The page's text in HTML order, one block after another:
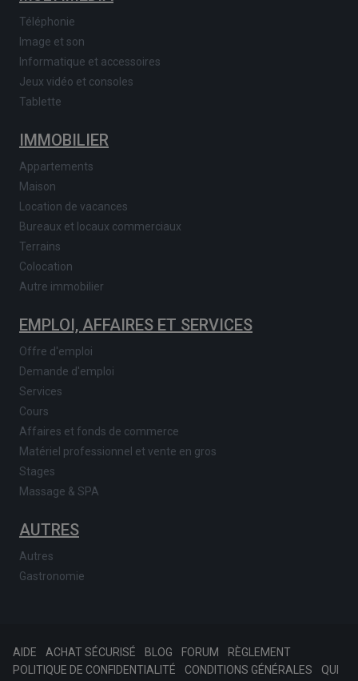
Téléphonie
Image et son
Informatique et accessoires
Jeux vidéo et consoles
Tablette
IMMOBILIER
Appartements
Maison
Location de vacances
Bureaux et locaux commerciaux
Terrains
Colocation
Autre immobilier
EMPLOI, AFFAIRES ET SERVICES
Offre d'emploi
Demande d'emploi
Services
Cours
Affaires et fonds de commerce
Matériel professionnel et vente en gros
Stages
Massage & SPA
AUTRES
Autres
Gastronomie
AIDE ACHAT SÉCURISÉ BLOG FORUM
RÈGLEMENT
POLITIQUE DE CONFIDENTIALITÉ
CONDITIONS GÉNÉRALES QUI